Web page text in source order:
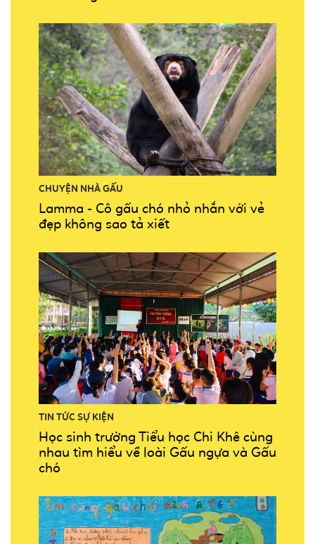
CHUYỆN NHÀ GẤU
Lamma - Cô gấu chó nhỏ nhắn với vẻ
đẹp không sao tả xiết
TIN TỨC SỰ KIỆN
Học sinh trường Tiểu học Chi Khê cùng
nhau tìm hiểu về loài Gấu ngựa và Gấu
chó